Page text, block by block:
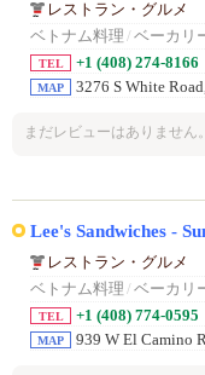
レストラン・グルメ
ベトナム料理 / ベーカリ
TEL +1 (408) 274-8166
MAP 3276 S White
まだレビューはありません。
Lee's Sandwiches -
レストラン・グルメ
ベトナム料理 / ベーカリ
TEL +1 (408) 774-0595
MAP 939 W El Camino